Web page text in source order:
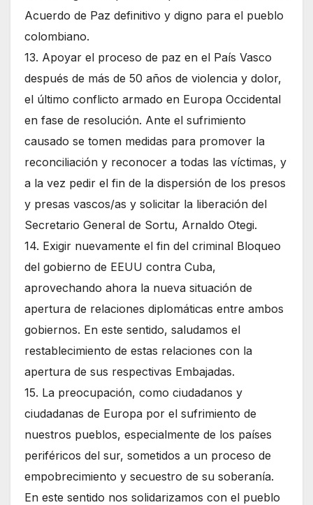
Acuerdo de Paz definitivo y digno para el pueblo
colombiano.
13. Apoyar el proceso de paz en el País Vasco
después de más de 50 años de violencia y dolor,
el último conflicto armado en Europa Occidental
en fase de resolución. Ante el sufrimiento
causado se tomen medidas para promover la
reconciliación y reconocer a todas las víctimas, y
a la vez pedir el fin de la dispersión de los presos
y presas vascos/as y solicitar la liberación del
Secretario General de Sortu, Arnaldo Otegi.
14. Exigir nuevamente el fin del criminal Bloqueo
del gobierno de EEUU contra Cuba,
aprovechando ahora la nueva situación de
apertura de relaciones diplomáticas entre ambos
gobiernos. En este sentido, saludamos el
restablecimiento de estas relaciones con la
apertura de sus respectivas Embajadas.
15. La preocupación, como ciudadanos y
ciudadanas de Europa por el sufrimiento de
nuestros pueblos, especialmente de los países
periféricos del sur, sometidos a un proceso de
empobrecimiento y secuestro de su soberanía.
En este sentido nos solidarizamos con el pueblo